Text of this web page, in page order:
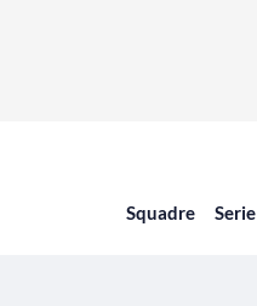
Squadre